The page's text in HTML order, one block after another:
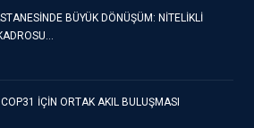
BÜYÜK DÖNÜŞÜM: NİTELİKLİ
COP31 İÇİN ORTAK AKIL BULUŞMASI